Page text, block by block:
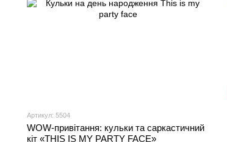
Артикул: 5504
WOW-привітання: кульки та саркастичний
кіт «THIS IS MY PARTY FACE»